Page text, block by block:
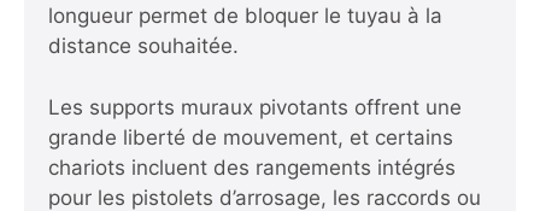
longueur permet de bloquer le tuyau à la
distance souhaitée.
Les supports muraux pivotants offrent une
grande liberté de mouvement, et certains
chariots incluent des rangements intégrés
pour les pistolets d’arrosage, les raccords ou